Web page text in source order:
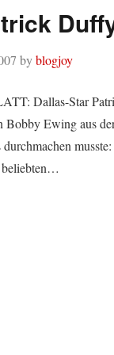
byblogjoy
Dallas-Star
Ewing aus
beliebten…